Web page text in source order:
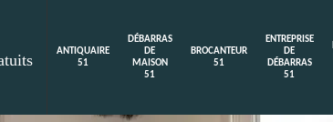
ANTIQUAIRE
51
DÉBARRAS
DE
MAISON
51
BROCANTEUR
51
ENTREPRISE
DE
DÉBARRAS
51